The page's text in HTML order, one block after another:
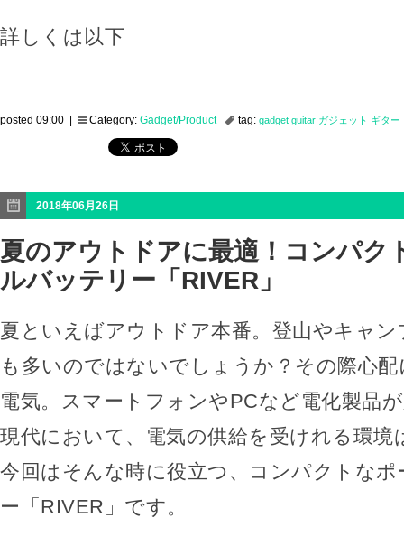
詳しくは以下
posted 09:00 | Category: Gadget/Product tag: gadget guitar ガジェット ギター
2018年06月26日
夏のアウトドアに最適！コンパク
ルバッテリー「RIVER」
夏といえばアウトドア本番。登山やキャ
も多いのではないでしょうか？その際心
電気。スマートフォンやPCなど電化製品
現代において、電気の供給を受けれる環境
今回はそんな時に役立つ、コンパクトな
ー「RIVER」です。